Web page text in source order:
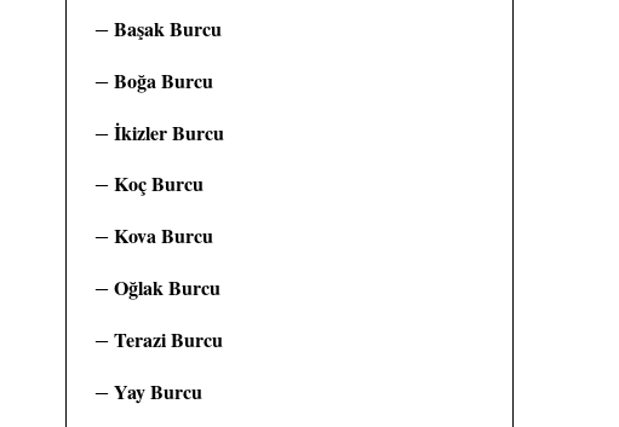
Başak Burcu
Boğa Burcu
İkizler Burcu
Koç Burcu
Kova Burcu
Oğlak Burcu
Terazi Burcu
Yay Burcu